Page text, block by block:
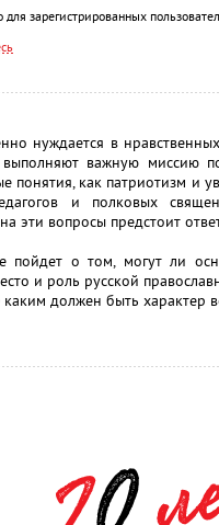
зарегистрированных
нуждается в
важную миссию
понятия, как патриотизм и
и полковых
эти вопросы предстоит
пойдет о том, могут ли
и роль русской
каким должен быть характер